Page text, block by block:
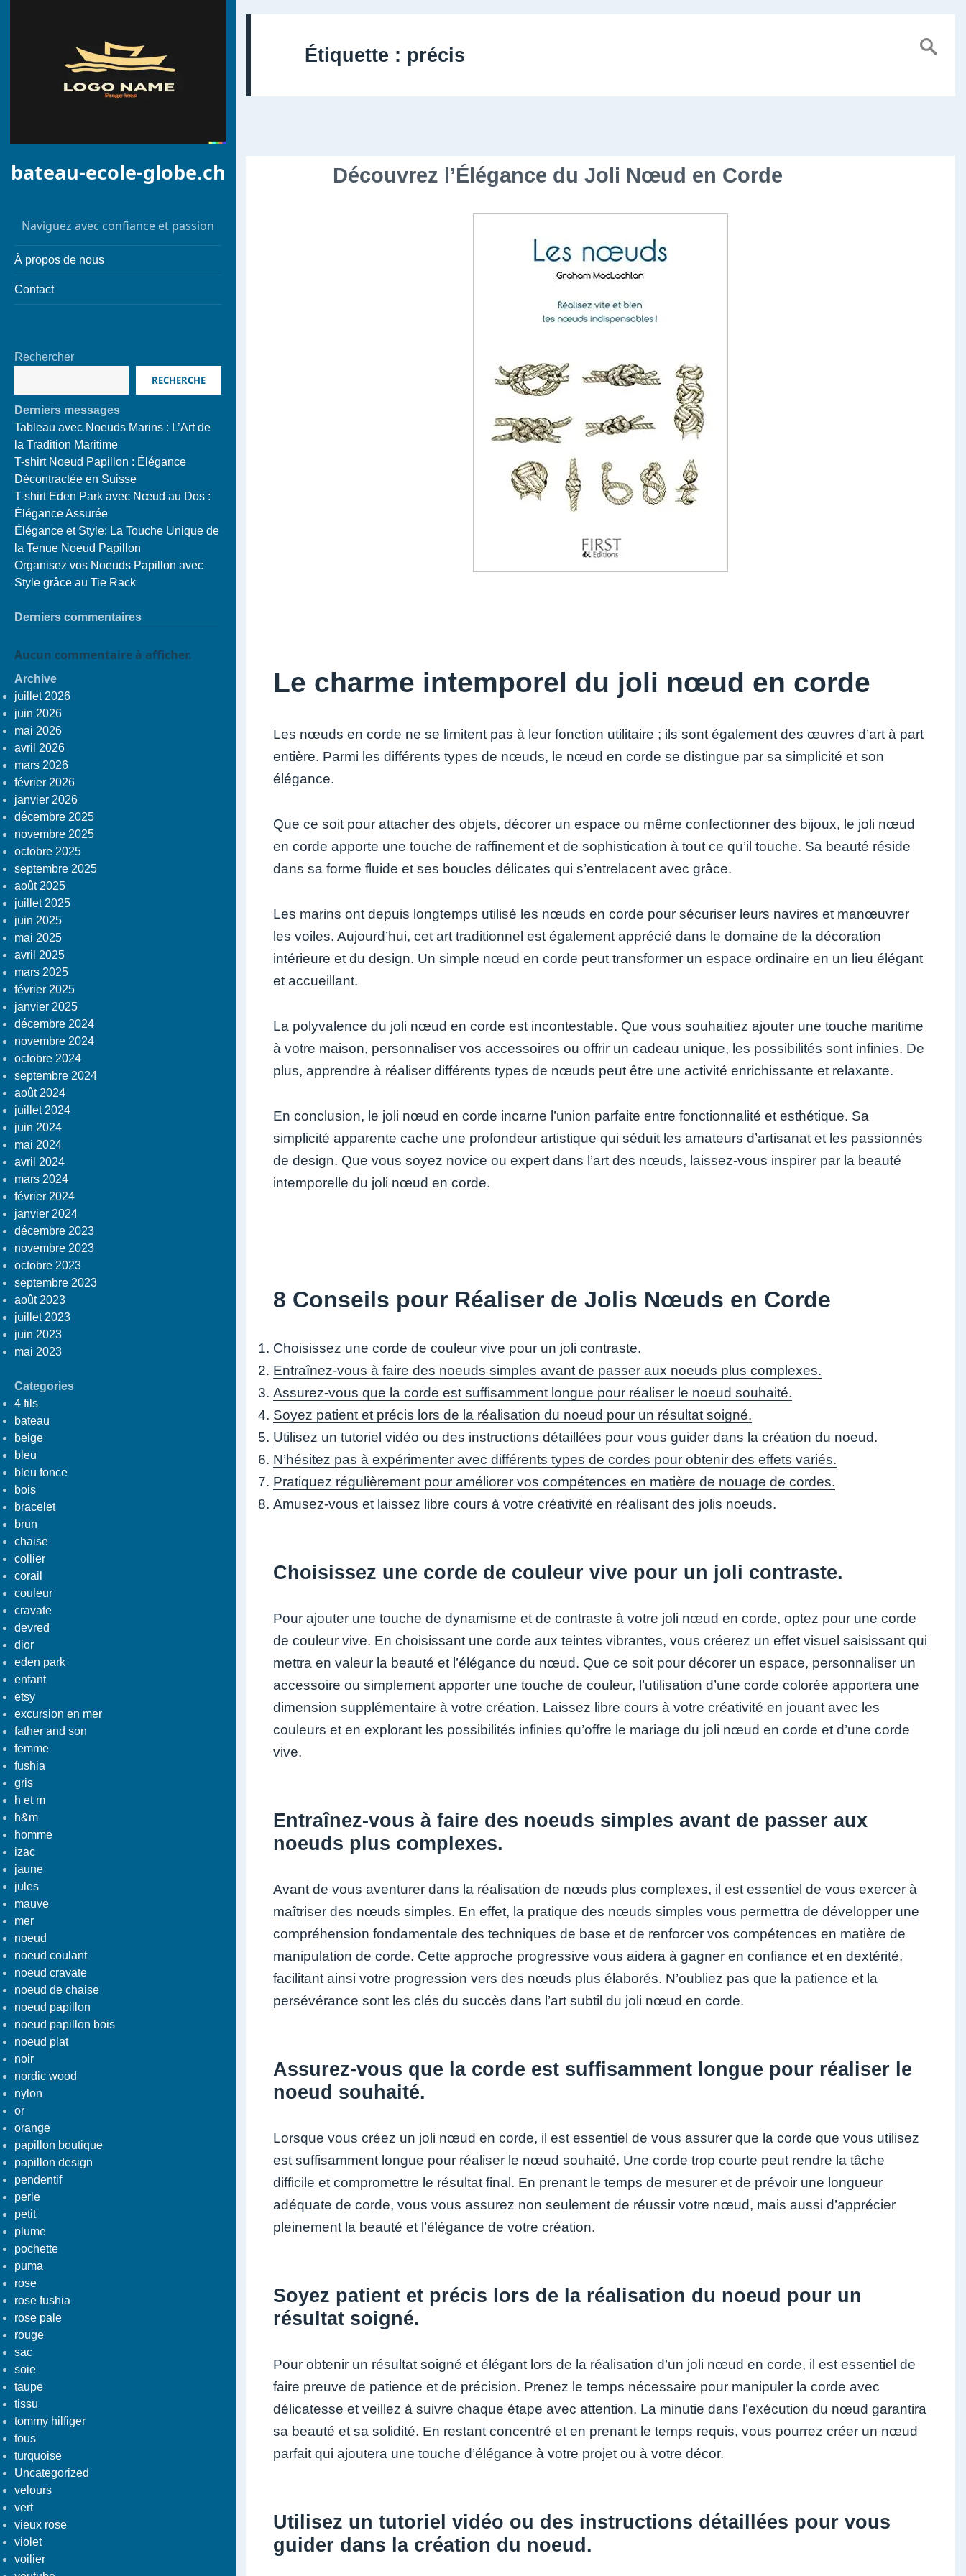
bateau-ecole-globe.ch
Naviguez avec confiance et passion
À propos de nous
Contact
Rechercher
RECHERCHE
Derniers messages
Tableau avec Noeuds Marins : L’Art de
la Tradition Maritime
T-shirt Noeud Papillon : Élégance
Décontractée en Suisse
T-shirt Eden Park avec Nœud au Dos :
Élégance Assurée
Élégance et Style: La Touche Unique de
la Tenue Noeud Papillon
Organisez vos Noeuds Papillon avec
Style grâce au Tie Rack
Derniers commentaires
Aucun commentaire à afficher.
Archive
juillet 2026
juin 2026
mai 2026
avril 2026
mars 2026
février 2026
janvier 2026
décembre 2025
novembre 2025
octobre 2025
septembre 2025
août 2025
juillet 2025
juin 2025
mai 2025
avril 2025
mars 2025
février 2025
janvier 2025
décembre 2024
novembre 2024
octobre 2024
septembre 2024
août 2024
juillet 2024
juin 2024
mai 2024
avril 2024
mars 2024
février 2024
janvier 2024
décembre 2023
novembre 2023
octobre 2023
septembre 2023
août 2023
juillet 2023
juin 2023
mai 2023
Categories
4 fils
bateau
beige
bleu
bleu fonce
bois
bracelet
brun
chaise
collier
corail
couleur
cravate
devred
dior
eden park
enfant
etsy
excursion en mer
father and son
femme
fushia
gris
h et m
h&m
homme
izac
jaune
jules
mauve
mer
noeud
noeud coulant
noeud cravate
noeud de chaise
noeud papillon
noeud papillon bois
noeud plat
noir
nordic wood
nylon
or
orange
papillon boutique
papillon design
pendentif
perle
petit
plume
pochette
puma
rose
rose fushia
rose pale
rouge
sac
soie
taupe
tissu
tommy hilfiger
tous
turquoise
Uncategorized
velours
vert
vieux rose
violet
voilier
Étiquette : précis
Découvrez l’Élégance du Joli Nœud en Corde
Le charme intemporel du joli nœud en corde
Les nœuds en corde ne se limitent pas à leur fonction utilitaire ; ils sont également des œuvres d’art à part
entière. Parmi les différents types de nœuds, le nœud en corde se distingue par sa simplicité et son
élégance.
Que ce soit pour attacher des objets, décorer un espace ou même confectionner des bijoux, le joli nœud
en corde apporte une touche de raffinement et de sophistication à tout ce qu’il touche. Sa beauté réside
dans sa forme fluide et ses boucles délicates qui s’entrelacent avec grâce.
Les marins ont depuis longtemps utilisé les nœuds en corde pour sécuriser leurs navires et manœuvrer
les voiles. Aujourd’hui, cet art traditionnel est également apprécié dans le domaine de la décoration
intérieure et du design. Un simple nœud en corde peut transformer un espace ordinaire en un lieu élégant
et accueillant.
La polyvalence du joli nœud en corde est incontestable. Que vous souhaitiez ajouter une touche maritime
à votre maison, personnaliser vos accessoires ou offrir un cadeau unique, les possibilités sont infinies. De
plus, apprendre à réaliser différents types de nœuds peut être une activité enrichissante et relaxante.
En conclusion, le joli nœud en corde incarne l’union parfaite entre fonctionnalité et esthétique. Sa
simplicité apparente cache une profondeur artistique qui séduit les amateurs d’artisanat et les passionnés
de design. Que vous soyez novice ou expert dans l’art des nœuds, laissez-vous inspirer par la beauté
intemporelle du joli nœud en corde.
8 Conseils pour Réaliser de Jolis Nœuds en Corde
Choisissez une corde de couleur vive pour un joli contraste.
Entraînez-vous à faire des noeuds simples avant de passer aux noeuds plus complexes.
Assurez-vous que la corde est suffisamment longue pour réaliser le noeud souhaité.
Soyez patient et précis lors de la réalisation du noeud pour un résultat soigné.
Utilisez un tutoriel vidéo ou des instructions détaillées pour vous guider dans la création du noeud.
N’hésitez pas à expérimenter avec différents types de cordes pour obtenir des effets variés.
Pratiquez régulièrement pour améliorer vos compétences en matière de nouage de cordes.
Amusez-vous et laissez libre cours à votre créativité en réalisant des jolis noeuds.
Choisissez une corde de couleur vive pour un joli contraste.
Pour ajouter une touche de dynamisme et de contraste à votre joli nœud en corde, optez pour une corde
de couleur vive. En choisissant une corde aux teintes vibrantes, vous créerez un effet visuel saisissant qui
mettra en valeur la beauté et l’élégance du nœud. Que ce soit pour décorer un espace, personnaliser un
accessoire ou simplement apporter une touche de couleur, l’utilisation d’une corde colorée apportera une
dimension supplémentaire à votre création. Laissez libre cours à votre créativité en jouant avec les
couleurs et en explorant les possibilités infinies qu’offre le mariage du joli nœud en corde et d’une corde
vive.
Entraînez-vous à faire des noeuds simples avant de passer aux
noeuds plus complexes.
Avant de vous aventurer dans la réalisation de nœuds plus complexes, il est essentiel de vous exercer à
maîtriser des nœuds simples. En effet, la pratique des nœuds simples vous permettra de développer une
compréhension fondamentale des techniques de base et de renforcer vos compétences en matière de
manipulation de corde. Cette approche progressive vous aidera à gagner en confiance et en dextérité,
facilitant ainsi votre progression vers des nœuds plus élaborés. N’oubliez pas que la patience et la
persévérance sont les clés du succès dans l’art subtil du joli nœud en corde.
Assurez-vous que la corde est suffisamment longue pour réaliser le
noeud souhaité.
Lorsque vous créez un joli nœud en corde, il est essentiel de vous assurer que la corde que vous utilisez
est suffisamment longue pour réaliser le nœud souhaité. Une corde trop courte peut rendre la tâche
difficile et compromettre le résultat final. En prenant le temps de mesurer et de prévoir une longueur
adéquate de corde, vous vous assurez non seulement de réussir votre nœud, mais aussi d’apprécier
pleinement la beauté et l’élégance de votre création.
Soyez patient et précis lors de la réalisation du noeud pour un
résultat soigné.
Pour obtenir un résultat soigné et élégant lors de la réalisation d’un joli nœud en corde, il est essentiel de
faire preuve de patience et de précision. Prenez le temps nécessaire pour manipuler la corde avec
délicatesse et veillez à suivre chaque étape avec attention. La minutie dans l’exécution du nœud garantira
sa beauté et sa solidité. En restant concentré et en prenant le temps requis, vous pourrez créer un nœud
parfait qui ajoutera une touche d’élégance à votre projet ou à votre décor.
Utilisez un tutoriel vidéo ou des instructions détaillées pour vous
guider dans la création du noeud.